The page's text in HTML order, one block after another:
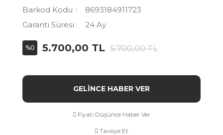
Barkod Kodu
8693184911723
Garanti Süresi
24 Ay
%0 5.700,00 TL 5.700,00 TL
GELİNCE HABER VER
Fiyatı Düşünce Haber Ver
Tavsiye Et